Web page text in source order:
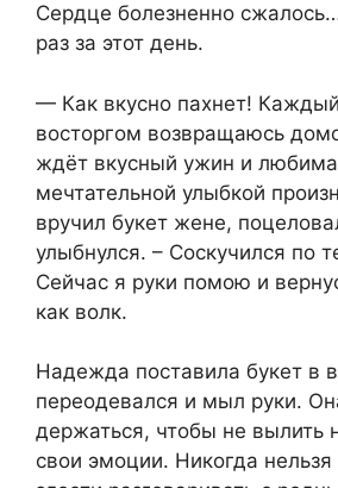
Сердце болезненно
раз за этот день.
— Как вкусно пахнет!
восторгом возвращаюсь
ждёт вкусный ужин и
мечтательной улыбкой
вручил букет жене,
улыбнулся. – Соскучился по
Сейчас я руки помою и
как волк.
Надежда поставила букет в
переодевался и мыл руки.
держаться, чтобы не вылить
свои эмоции. Никогда